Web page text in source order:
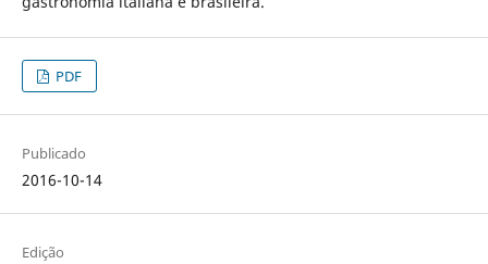
PDF
Publicado
2016-10-14
Edição